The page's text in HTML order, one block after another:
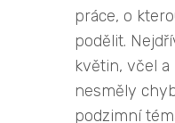
práce, o
podělit.
květin, včel a
nesměly
podzimní